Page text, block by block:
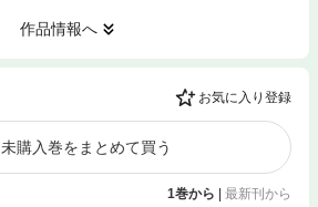
作品情報へ
お気に入り登録
未購入巻をまとめて買う
1巻から | 最新刊から